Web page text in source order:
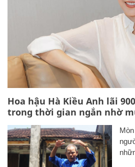
Hoa hậu Hà Kiều Anh lãi
trong thời gian ngắn nhờ